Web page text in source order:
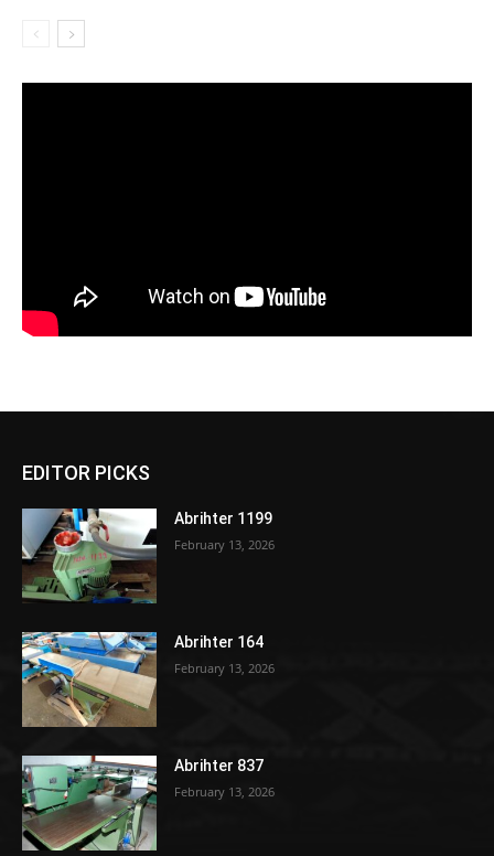
EDITOR PICKS
Abrihter 1199
February 13, 2026
Abrihter 164
February 13, 2026
Abrihter 837
February 13, 2026